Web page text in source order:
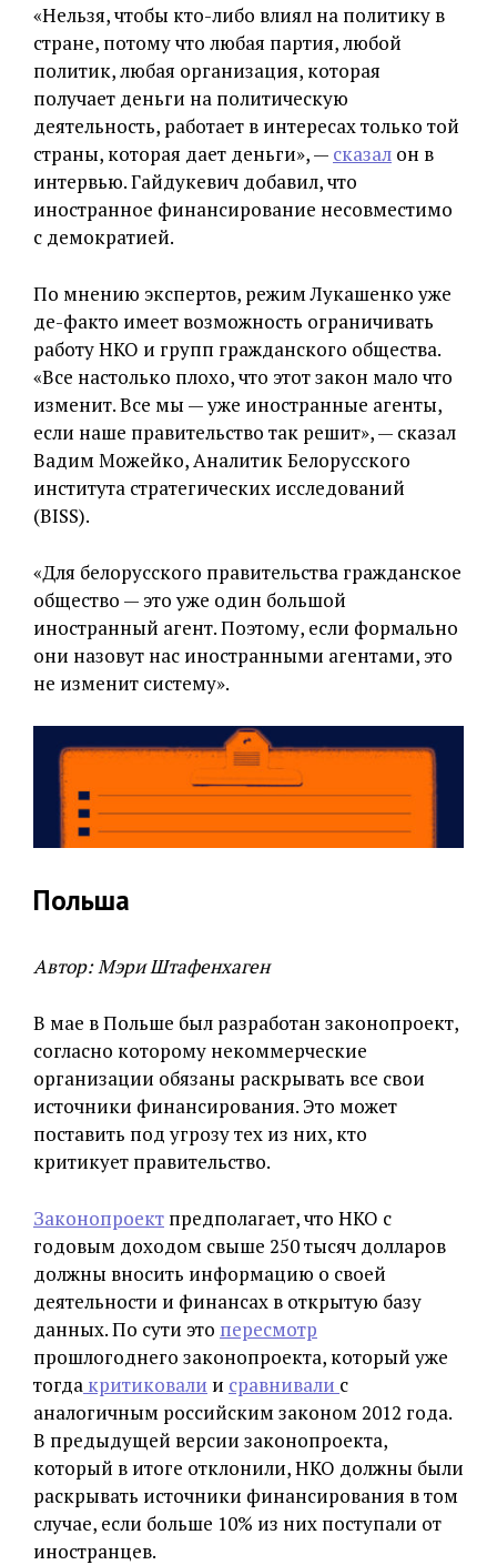
«Нельзя, чтобы кто-либо влиял на политику в
стране, потому что любая партия, любой
политик, любая организация, которая
получает деньги на политическую
деятельность, работает в интересах только той
страны, которая дает деньги», — сказал он в
интервью. Гайдукевич добавил, что
иностранное финансирование несовместимо
с демократией.
По мнению экспертов, режим Лукашенко уже
де-факто имеет возможность ограничивать
работу НКО и групп гражданского общества.
«Все настолько плохо, что этот закон мало что
изменит. Все мы — уже иностранные агенты,
если наше правительство так решит», — сказал
Вадим Можейко, Аналитик Белорусского
института стратегических исследований
(BISS).
«Для белорусского правительства гражданское
общество — это уже один большой
иностранный агент. Поэтому, если формально
они назовут нас иностранными агентами, это
не изменит систему».
Польша
Автор: Мэри Штафенхаген
В мае в Польше был разработан законопроект,
согласно которому некоммерческие
организации обязаны раскрывать все свои
источники финансирования. Это может
поставить под угрозу тех из них, кто
критикует правительство.
Законопроект предполагает, что НКО с
годовым доходом свыше 250 тысяч долларов
должны вносить информацию о своей
деятельности и финансах в открытую базу
данных. По сути это пересмотр
прошлогоднего законопроекта, который уже
тогда критиковали и сравнивали с
аналогичным российским законом 2012 года.
В предыдущей версии законопроекта,
который в итоге отклонили, НКО должны были
раскрывать источники финансирования в том
случае, если больше 10% из них поступали от
иностранцев.